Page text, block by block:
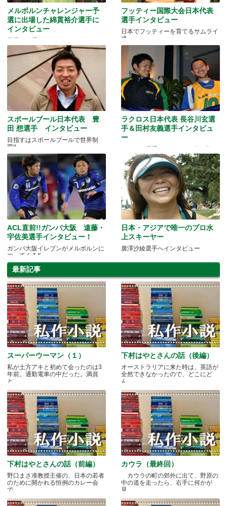
メルボルンチャレンジャー予
選に出場した綿貫裕介選手に
インタビュー
予選で敗退しましたが、またメルボ
ルンに戻ってきます！
フッティー国際大会日本代表
選手インタビュー
日本でフッティーを育てるサムライ
達
スポールブール日本代表 豊
田 想選手 インタビュー
目指すはスポールブールで世界制
覇!!
ラクロス日本代表 長谷川玄選
手＆田村友義選手インタビュ
ー
ラクロス選手インタビュー第2弾！
ACL直前!!ガンバ大阪 遠藤・
宇佐美選手インタビュー！
ガンバ大阪イレブンがメルボルンに
やってくる!!
日本・アジアで唯一のプロ水
上スキーヤー
廣澤沙綾選手へインタビュー
最新記事
スーパーウーマン（１）
私が土方アキと初めて会ったのは3
年前。通勤電車の中だった。満員
と.....
下村はやとさんの話（後編）
オーストラリアに来た時は、英語が
全然できなかったので、どこにど
ん.....
下村はやとさんの話（前編）
野口まさ准教授主催の、日本の若者
のために開かれる恒例のカレー会
で.....
カウラ（最終回）
カウラの町の郊外に出て、野原の
中の道を走ったら、右手に何かが
見.....